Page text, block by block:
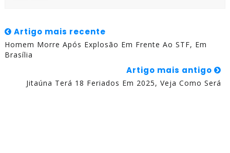
Artigo mais recente
Homem Morre Após Explosão Em Frente Ao STF, Em
Brasília
Artigo mais antigo
Jitaúna Terá 18 Feriados Em 2025, Veja Como Será